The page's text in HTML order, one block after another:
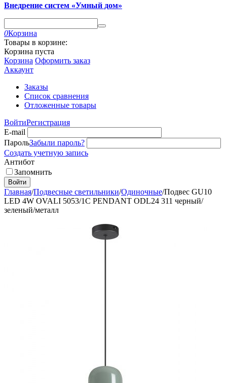
Внедрение систем «Умный дом»
0Корзина
Товары в корзине:
Корзина пуста
Корзина Оформить заказ
Аккаунт
Заказы
Список сравнения
Отложенные товары
ВойтиРегистрация
E-mail
ПарольЗабыли пароль?
Создать учетную запись
Антибот
Запомнить
Войти
Главная/Подвесные светильники/Одиночные/Подвес GU10
LED 4W OVALI 5053/1C PENDANT ODL24 311 черный/
зеленый/металл